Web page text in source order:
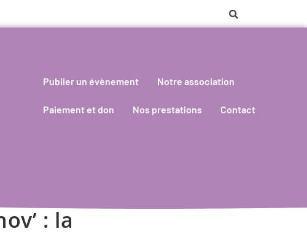
Publier un évènement Notre association
Paiement et don Nos prestations Contact
: la